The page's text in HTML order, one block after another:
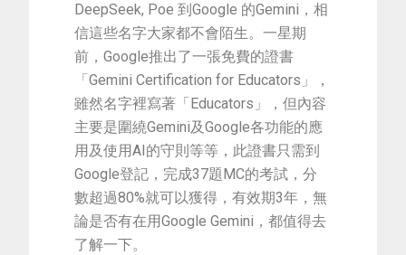
DeepSeek, Poe 到Google 的Gemini，相
信這些名字大家都不會陌生。一星期
前，Google推出了一張免費的證書
「Gemini Certification for Educators」，
雖然名字裡寫著「Educators」，但內容
主要是圍繞Gemini及Google各功能的應
用及使用AI的守則等等，此證書只需到
Google登記，完成37題MC的考試，分
數超過80%就可以獲得，有效期3年，無
論是否有在用Google Gemini，都值得去
了解一下。